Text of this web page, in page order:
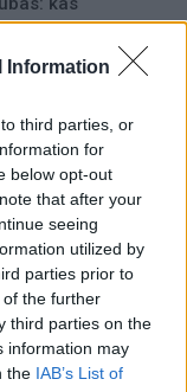
Information
third parties, or
for
below opt-out
that after your
seeing
utilized by
parties prior to
the further
third parties on the
information may
the IAB’s List of
labiau nei
– pasirinkimas,
Vilniaus atėmė
pranešė,
su
ir močiute